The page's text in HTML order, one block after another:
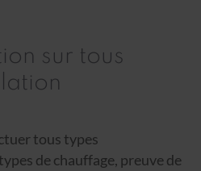
sur tous
tous types
de chauffage, preuve de